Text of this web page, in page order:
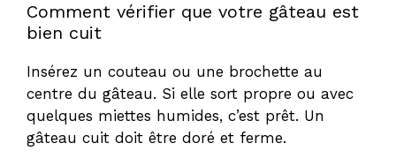
Comment vérifier que votre gâteau est
bien cuit
Insérez un couteau ou une brochette au
centre du gâteau. Si elle sort propre ou avec
quelques miettes humides, c’est prêt. Un
gâteau cuit doit être doré et ferme.